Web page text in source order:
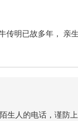
明已故多年， 亲
人的电话，谨防上